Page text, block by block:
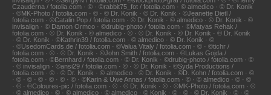
Czauderna / fotolia.com · © · ©rabbit75_fot / fotolia.com · © almedico · © Dr. Konik
· ©MK-Photo / fotolia.com · © · © Dr. Konik · © Dr. Konik · ©Jeanette Dietl /
fotolia.com · ©Catalin Pop / fotolia.com · © Dr. Konik · © almedico · © Dr. Konik · ©
invisalign · © Damon Ormco · ©drubig-photo / fotolia.com · ©Matyas Rehak /
fotolia.com · © Dr. Konik · © almedico · © · © Dr. Konik · © Dr. Konik · © Dr. Konik
· © Dr. Konik · ©Kathrin39 / fotolia.com · © almedico · © Dr. Konik · ©
· ©UsedomCards.de / fotolia.com · ©Valua Vitaly / fotolia.com · © · ©tichr /
fotolia.com · © · © Dr. Konik · ©John Smith / fotolia.com · ©Lukas Gojda /
fotolia.com · ©Bernhard / fotolia.com · © Dr. Konik · ©drubig-photo / fotolia.com · ©
· © invisalign · ©ansi29 / fotolia.com · © · © Dr. Konik · ©Syda Productions /
fotolia.com · © · © Dr. Konik · © almedico · © Dr. Konik · ©D. Kohn / fotolia.com · ©
· © · © · © · © · © · © · ©Karin & Uwe Annas / fotolia.com · © · © almedico · © · ©
· © · ©Coloures-pic / fotolia.com · © · © Dr. Konik · © · ©MK-Photo / fotolia.com · ©
· © almedico · © · © almedico · © almedico · © Konik · © · © · © Dr. Konik · © · ©